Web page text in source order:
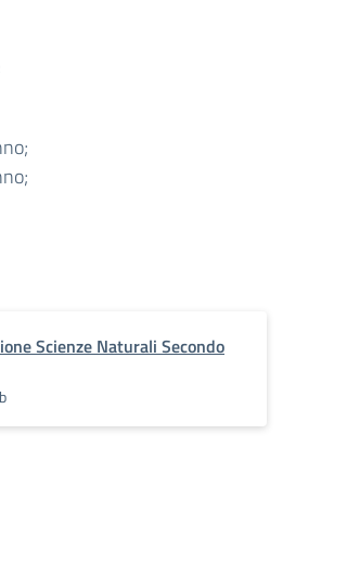
Scienze Naturali Secondo